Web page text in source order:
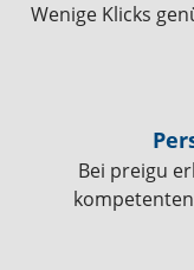
Wenige Klicks
Bei preigu